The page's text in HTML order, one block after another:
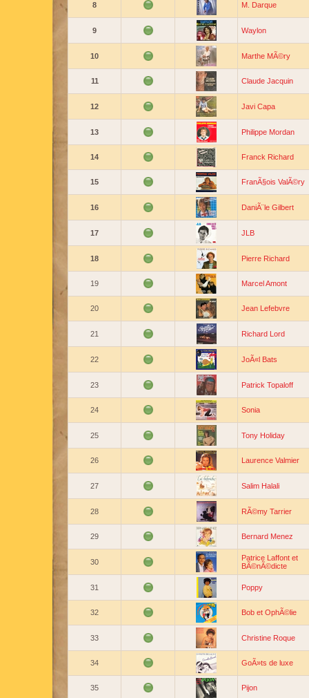
8 M. Darque
9 Waylon
10 Marthe MÃ©ry
11 Claude Jacquin
12 Javi Capa
13 Philippe Mordan
14 Franck Richard
15 FranÃ§ois ValÃ©ry
16 DaniÃ¨le Gilbert
17 JLB
18 Pierre Richard
19 Marcel Amont
20 Jean Lefebvre
21 Richard Lord
22 JoÃ«l Bats
23 Patrick Topaloff
24 Sonia
25 Tony Holiday
26 Laurence Valmier
27 Salim Halali
28 RÃ©my Tarrier
29 Bernard Menez
30
Patrice Laffont et
BÃ©nÃ©dicte
31 Poppy
32 Bob et OphÃ©lie
33 Christine Roque
34 GoÃ»ts de luxe
35 Pijon